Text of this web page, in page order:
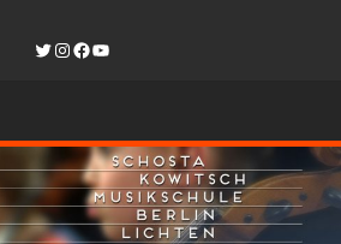
BERLIN-
Twitter
Instagram
Facebook
YouTube